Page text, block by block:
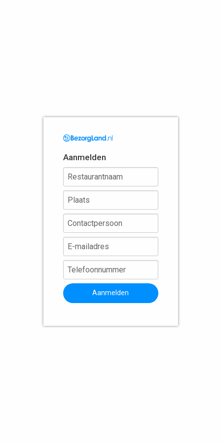
Aanmelden
Aanmelden